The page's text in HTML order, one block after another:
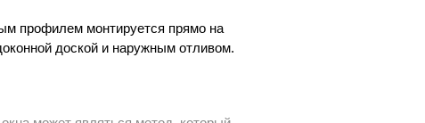
профилем монтируется прямо на
доской и наружным отливом.